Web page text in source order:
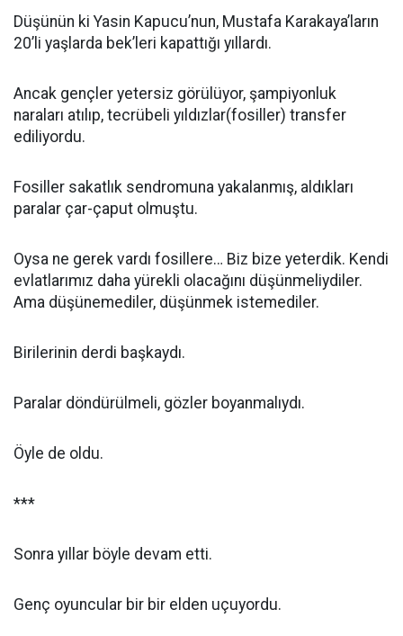
Düşünün ki Yasin Kapucu’nun, Mustafa Karakaya’ların
20’li yaşlarda bek’leri kapattığı yıllardı.
Ancak gençler yetersiz görülüyor, şampiyonluk
naraları atılıp, tecrübeli yıldızlar(fosiller) transfer
ediliyordu.
Fosiller sakatlık sendromuna yakalanmış, aldıkları
paralar çar-çaput olmuştu.
Oysa ne gerek vardı fosillere… Biz bize yeterdik. Kendi
evlatlarımız daha yürekli olacağını düşünmeliydiler.
Ama düşünemediler, düşünmek istemediler.
Birilerinin derdi başkaydı.
Paralar döndürülmeli, gözler boyanmalıydı.
Öyle de oldu.
***
Sonra yıllar böyle devam etti.
Genç oyuncular bir bir elden uçuyordu.